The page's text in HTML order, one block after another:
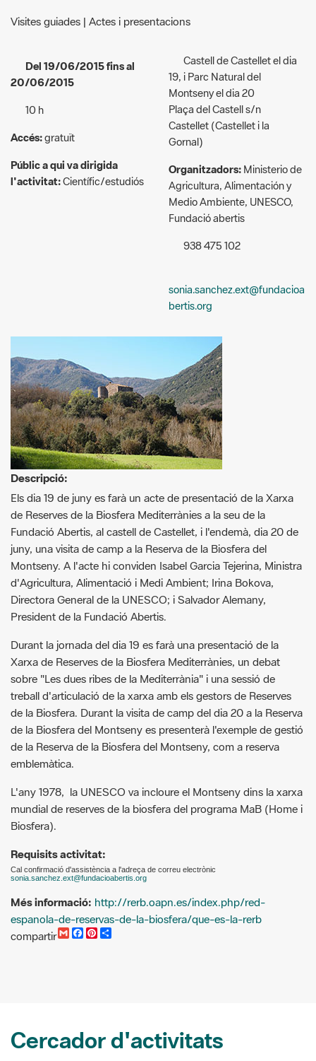
Del 19/06/2015 fins al
20/06/2015
10 h
Accés:gratuït
Públic a qui va dirigida
l'activitat:
Científic/estudiós
19, i Parc Natural del
Plaça del Castell s/n
Castellet (Castellet i la
Gornal)
Organitzadors:
Ministerio de
Agricultura, Alimentación y
Medio Ambiente, UNESCO,
Fundació abertis
938 475 102
sonia.sanchez.ext@fundacioa
Descripció:
Els dia 19 de juny es farà un acte de presentació de la Xarxa
de Reserves de la Biosfera Mediterrànies a la seu de la
Fundació Abertis, al castell de Castellet, i l'endemà, dia 20 de
juny, una visita de camp a la Reserva de la Biosfera del
Montseny. A l'acte hi conviden Isabel Garcia Tejerina, Ministra
d'Agricultura, Alimentació i Medi Ambient; Irina Bokova,
Directora General de la UNESCO; i Salvador Alemany,
President de la Fundació Abertis.
Durant la jornada del dia 19 es farà una presentació de la
Xarxa de Reserves de la Biosfera Mediterrànies, un debat
treball d'articulació de la xarxa amb els gestors de Reserves
de la Biosfera. Durant la visita de camp del dia 20 a la Reserva
de la Biosfera del Montseny es presenterà l'exemple de gestió
de la Reserva de la Biosfera del Montseny, com a reserva
emblemàtica.
L'any 1978, la UNESCO va incloure el Montseny dins la xarxa
mundial de reserves de la biosfera del programa MaB (Home i
Requisits activitat:
sonia.sanchez.ext@fundacioabertis.org
Més informació: http://rerb.oapn.es/index.php/red-
espanola-de-reservas-de-la-biosfera/que-es-la-rerb
compartir
G
a
i
l
F
c
e
b
o
P
n
t
e
r
C
m
p
a